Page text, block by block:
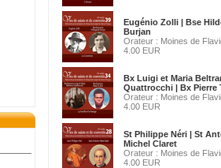
Eugénio Zolli | Bse
Burjan
Orateur : Moines de
4.00 EUR
Bx Luigi et Maria
Quattrocchi | Bx Pierre
Orateur : Moines de
4.00 EUR
St Philippe Néri | St
Michel Claret
Orateur : Moines de
4.00 EUR